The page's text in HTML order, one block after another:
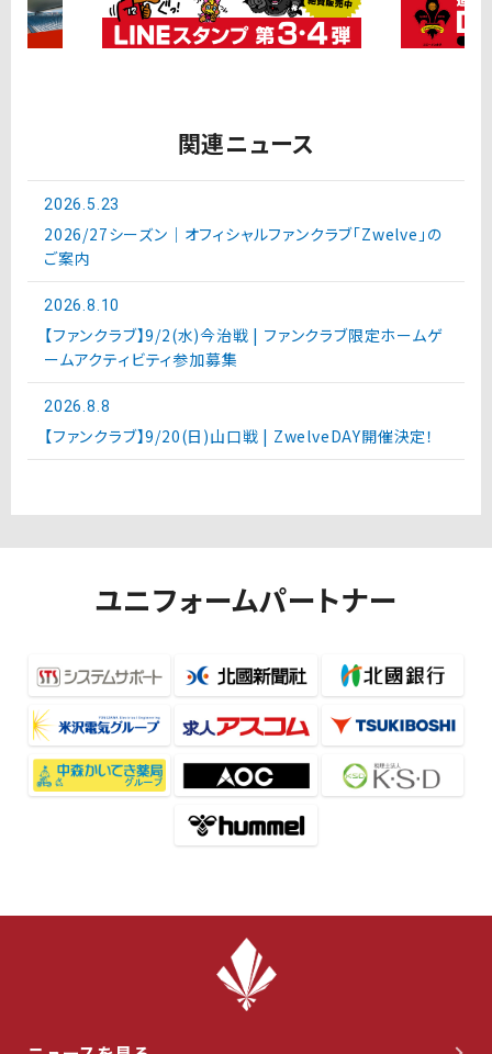
関連ニュース
2026.5.23
2026/27シーズン｜オフィシャルファンクラブ「Zwelve」の
ご案内
2026.8.10
【ファンクラブ】9/2(水)今治戦 | ファンクラブ限定ホームゲ
ームアクティビティ参加募集
2026.8.8
【ファンクラブ】9/20(日)山口戦 | ZwelveDAY開催決定！
ユニフォームパートナー